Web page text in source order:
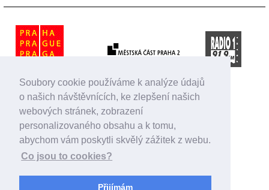
Soubory cookie používáme k analýze údajů
o našich návštěvnících, ke zlepšení našich
webových stránek, zobrazení
personalizovaného obsahu a k tomu,
abychom vám poskytli skvělý zážitek z webu.
Co jsou to cookies?
Přijímám